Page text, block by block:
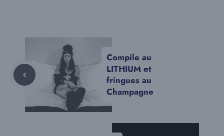
Compile au
LITHIUM et
fringues au
Champagne